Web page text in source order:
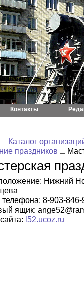
Контакты
Каталог
праздников
Нижний
8-903-846-
ящик:
l52.ucoz.ru